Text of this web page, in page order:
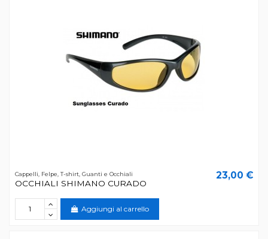
Cappelli, Felpe, T-shirt, Guanti e Occhiali
OCCHIALI SHIMANO CURADO
23,00 €
Aggiungi al carrello